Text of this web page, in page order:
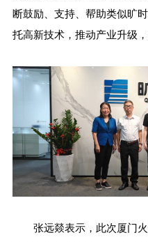
断鼓励、支持、帮助类似旷
托高新技术，推动产业升级
张远燚表示，此次厦门